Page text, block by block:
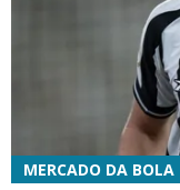
MERCADO DA BOLA